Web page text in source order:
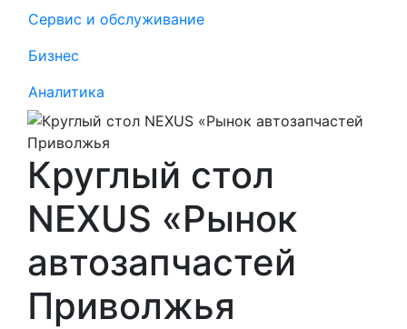
Сервис и обслуживание
Бизнес
Аналитика
Круглый стол
NEXUS «Рынок
автозапчастей
Приволжья